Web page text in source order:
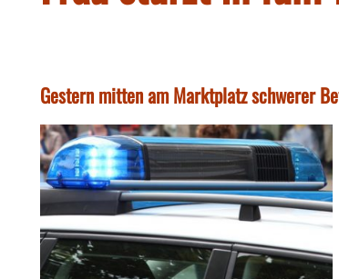
Gestern mitten am Marktplatz schwerer